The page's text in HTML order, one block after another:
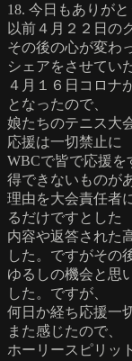
18. 今日もありが
以前４月２２日の
その後の心が変わ
シェアをさせてい
４月１６日コロナ
となったので、
娘たちのテニス大
応援は一切禁止に
WBCで皆で応援を
得できないものが
理由を大会責任者
るだけですとした
内容や返答された
した。ですがその
ゆるしの機会と思
した。ですが、
何日か経ち応援一
また感じたので、
ホーリースピリッ